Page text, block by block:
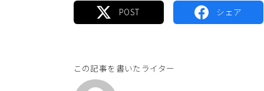
この記事を書いたライター